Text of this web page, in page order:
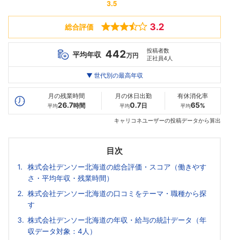
総合評価 3.2
平均年収 442万円
投稿者数
正社員4人
最高年収
20代
480万
30代
400万
--万
▼ 世代別の最高年収
月の残業時間
平均26.7時間
月の休日出勤
平均0.7日
有休消化率
平均65%
キャリコネユーザーの投稿データから算出
目次
株式会社デンソー北海道の総合評価・スコア（働きやす
さ・平均年収・残業時間）
株式会社デンソー北海道の口コミをテーマ・職種から探
す
株式会社デンソー北海道の年収・給与の統計データ（年
収データ対象：4人）